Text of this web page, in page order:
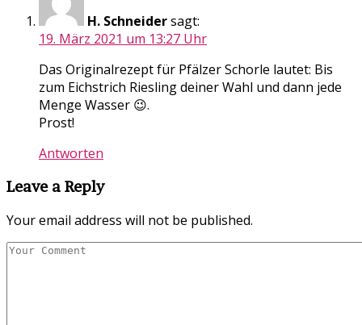
H. Schneidersagt:
19. März 2021 um 13:27 Uhr
Das Originalrezept für Pfälzer Schorle lautet: Bis
zum Eichstrich Riesling deiner Wahl und dann jede
Menge Wasser 😉.
Prost!
Antworten
Leave a Reply
Your email address will not be published.